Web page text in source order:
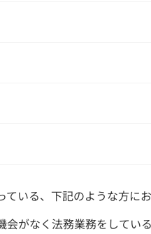
いる、下記のような方に
会がなく法務業務をしてい